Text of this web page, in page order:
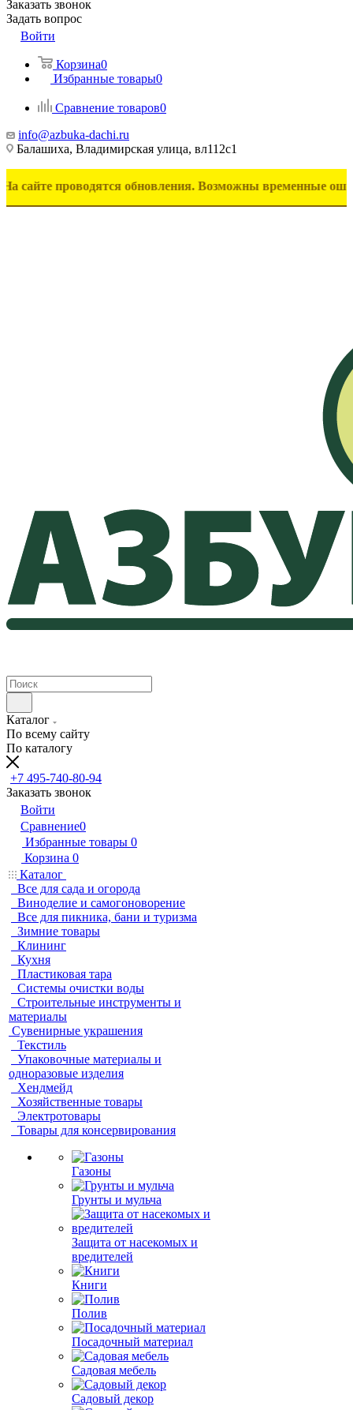
Заказать звонок
Задать вопрос
Войти
Корзина0
Избранные товары0
Сравнение товаров0
info@azbuka-dachi.ru
Балашиха, Владимирская улица, вл112с1
обновления. Возможны временные ошибки в
Каталог
По всему сайту
По каталогу
+7 495-740-80-94
Заказать звонок
Войти
Сравнение0
Избранные товары 0
Корзина 0
Каталог
Все для сада и огорода
Виноделие и самогоноворение
Все для пикника, бани и туризма
Зимние товары
Клининг
Кухня
Пластиковая тара
Системы очистки воды
Строительные инструменты и
материалы
Сувенирные украшения
Текстиль
Упаковочные материалы и
одноразовые изделия
Хендмейд
Хозяйственные товары
Электротовары
Товары для консервирования
Газоны
Грунты и мульча
Защита от насекомых и
вредителей
Книги
Полив
Посадочный материал
Садовая мебель
Садовый декор